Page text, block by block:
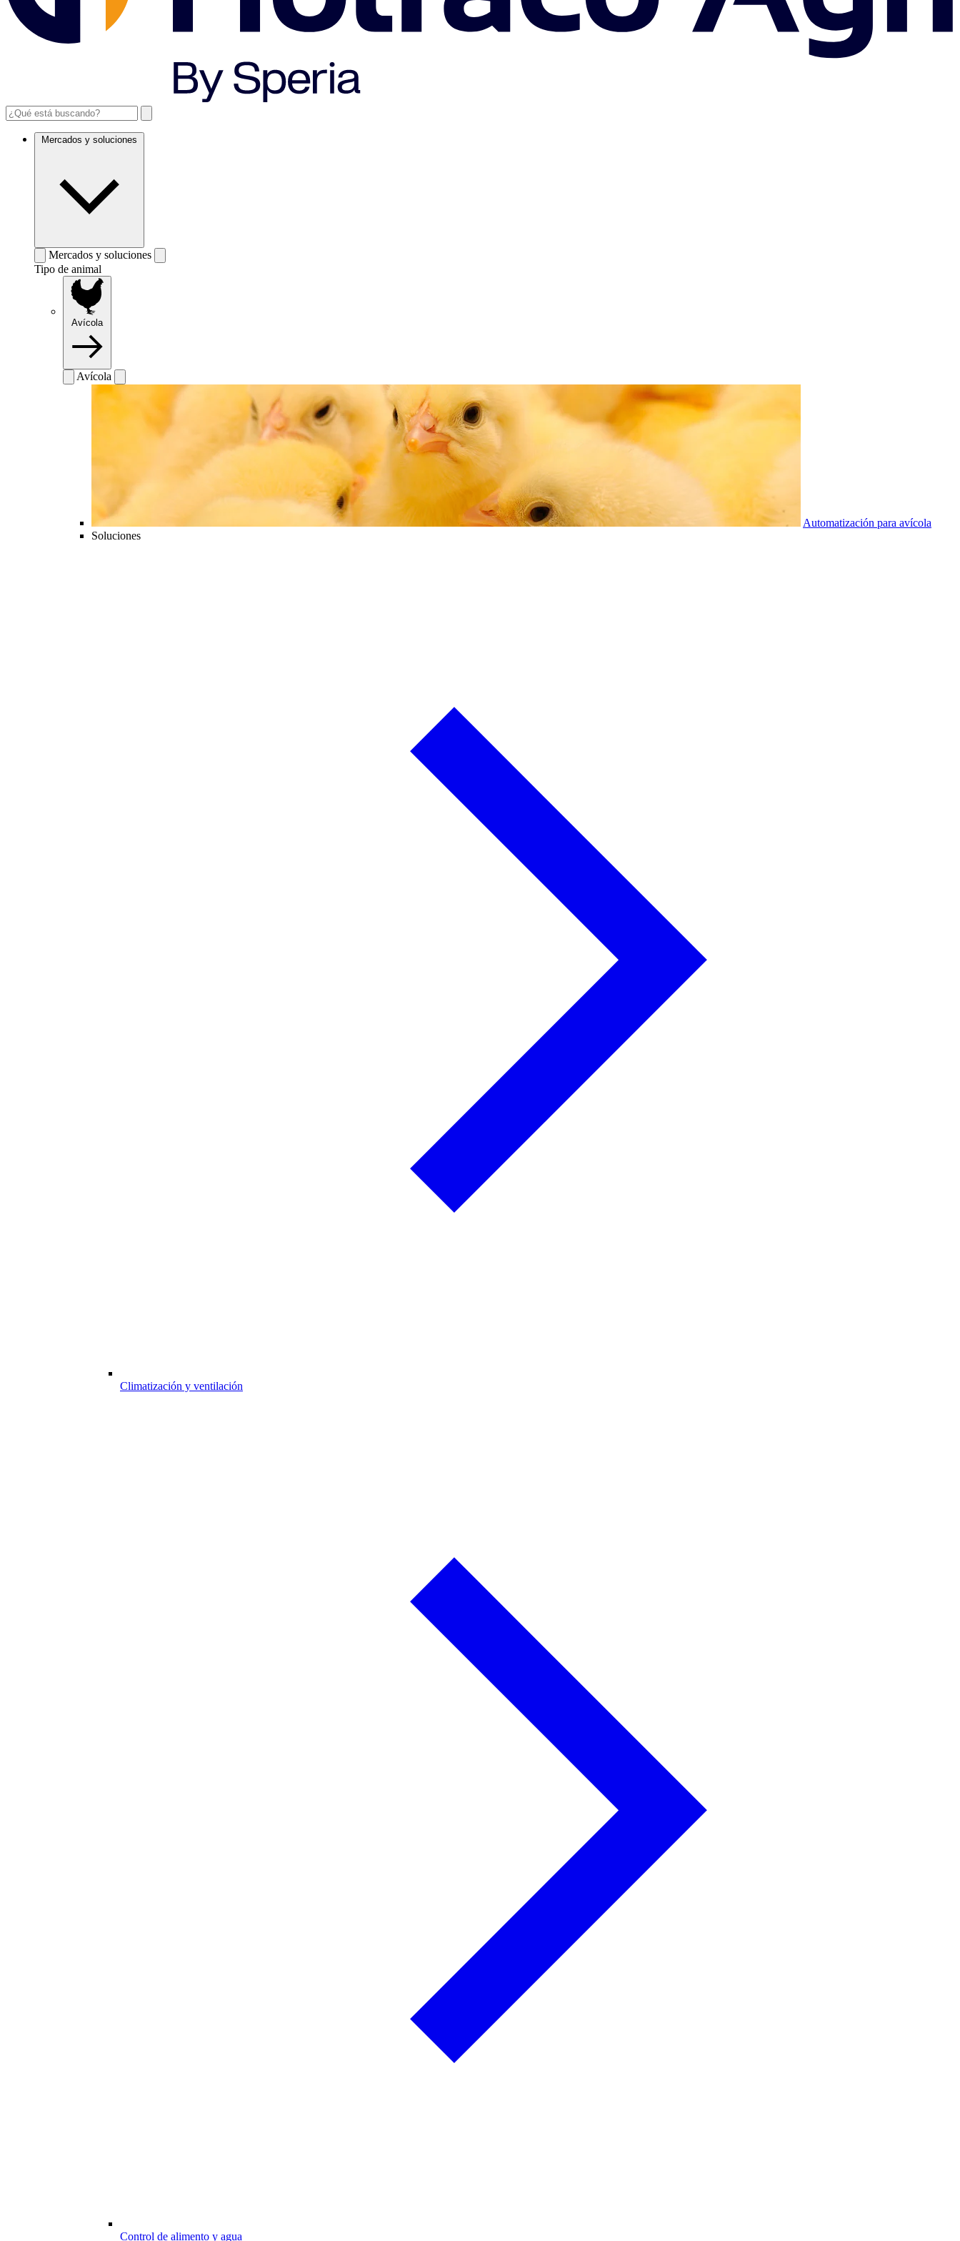
Mercados y soluciones
Mercados y soluciones
Tipo de animal
Avícola
Avícola
Automatización para avícola
Soluciones
Climatización y ventilación
Control de alimento y agua